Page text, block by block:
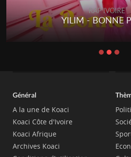
RAP IVOIRE
YILIM - BONNE
Général
A la une de Koaci
Koaci Côte d'Ivoire
Koaci Afrique
Archives Koaci